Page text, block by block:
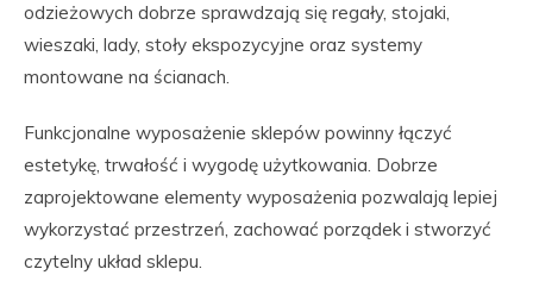
odzieżowych dobrze sprawdzają się regały, stojaki,
wieszaki, lady, stoły ekspozycyjne oraz systemy
montowane na ścianach.
Funkcjonalne wyposażenie sklepów powinny łączyć
estetykę, trwałość i wygodę użytkowania. Dobrze
zaprojektowane elementy wyposażenia pozwalają lepiej
wykorzystać przestrzeń, zachować porządek i stworzyć
czytelny układ sklepu.